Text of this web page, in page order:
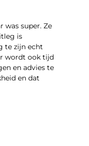
was super. Ze
is
te zijn echt
wordt ook tijd
en advies te
en dat